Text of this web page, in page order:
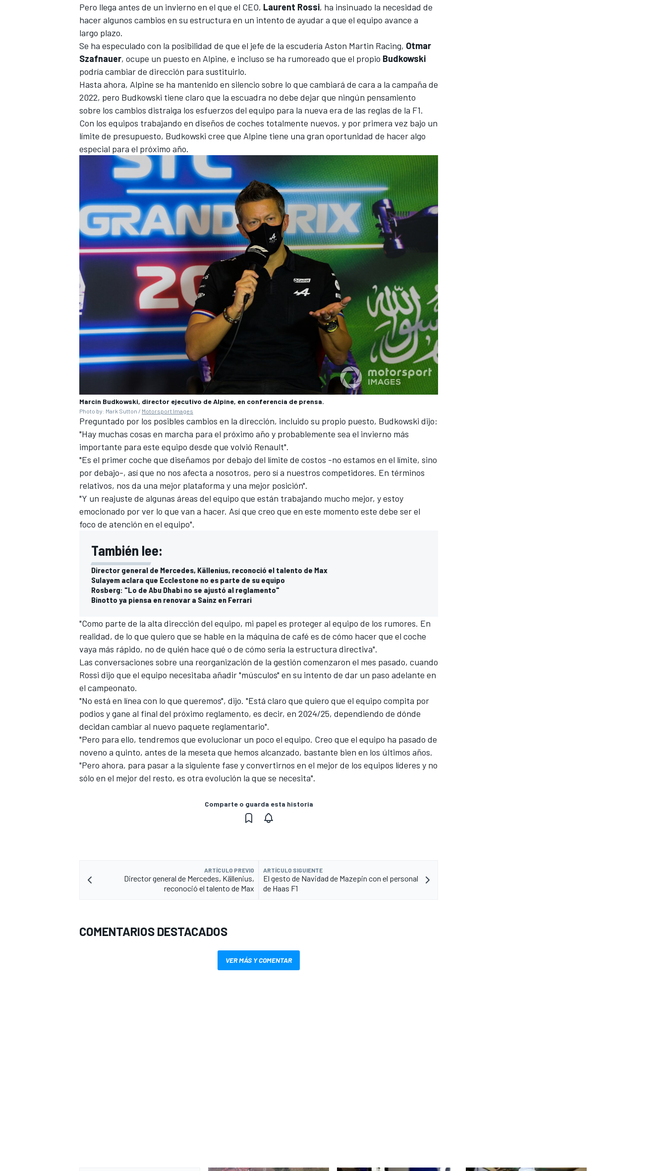
FÓRMULA E
MÁS CATEGORÍAS
Pero llega antes de un invierno en el que el CEO, Laurent Rossi, ha insinuado la necesidad de
hacer algunos cambios en su estructura en un intento de ayudar a que el equipo avance a
largo plazo.
Se ha especulado con la posibilidad de que el jefe de la escudería Aston Martin Racing, Otmar
Szafnauer, ocupe un puesto en Alpine, e incluso se ha rumoreado que el propio Budkowski
podría cambiar de dirección para sustituirlo.
Hasta ahora, Alpine se ha mantenido en silencio sobre lo que cambiará de cara a la campaña de
2022, pero Budkowski tiene claro que la escuadra no debe dejar que ningún pensamiento
sobre los cambios distraiga los esfuerzos del equipo para la nueva era de las reglas de la F1.
Con los equipos trabajando en diseños de coches totalmente nuevos, y por primera vez bajo un
límite de presupuesto, Budkowski cree que Alpine tiene una gran oportunidad de hacer algo
especial para el próximo año.
Marcin Budkowski, director ejecutivo de Alpine, en conferencia de prensa.
Photo by: Mark Sutton / Motorsport Images
Preguntado por los posibles cambios en la dirección, incluido su propio puesto, Budkowski dijo:
"Hay muchas cosas en marcha para el próximo año y probablemente sea el invierno más
importante para este equipo desde que volvió Renault".
"Es el primer coche que diseñamos por debajo del límite de costos -no estamos en el límite, sino
por debajo-, así que no nos afecta a nosotros, pero sí a nuestros competidores. En términos
relativos, nos da una mejor plataforma y una mejor posición".
"Y un reajuste de algunas áreas del equipo que están trabajando mucho mejor, y estoy
emocionado por ver lo que van a hacer. Así que creo que en este momento este debe ser el
foco de atención en el equipo".
También lee:
Director general de Mercedes, Källenius, reconoció el talento de Max
Sulayem aclara que Ecclestone no es parte de su equipo
Rosberg: "Lo de Abu Dhabi no se ajustó al reglamento"
Binotto ya piensa en renovar a Sainz en Ferrari
"Como parte de la alta dirección del equipo, mi papel es proteger al equipo de los rumores. En
realidad, de lo que quiero que se hable en la máquina de café es de cómo hacer que el coche
vaya más rápido, no de quién hace qué o de cómo sería la estructura directiva".
Las conversaciones sobre una reorganización de la gestión comenzaron el mes pasado, cuando
Rossi dijo que el equipo necesitaba añadir "músculos" en su intento de dar un paso adelante en
el campeonato.
"No está en línea con lo que queremos", dijo. "Está claro que quiero que el equipo compita por
podios y gane al final del próximo reglamento, es decir, en 2024/25, dependiendo de dónde
decidan cambiar al nuevo paquete reglamentario".
"Pero para ello, tendremos que evolucionar un poco el equipo. Creo que el equipo ha pasado de
noveno a quinto, antes de la meseta que hemos alcanzado, bastante bien en los últimos años.
"Pero ahora, para pasar a la siguiente fase y convertirnos en el mejor de los equipos líderes y no
sólo en el mejor del resto, es otra evolución la que se necesita".
Comparte o guarda esta historia
ARTÍCULO PREVIO
Director general de Mercedes, Källenius,
reconoció el talento de Max
ARTÍCULO SIGUIENTE
El gesto de Navidad de Mazepin con el personal
de Haas F1
COMENTARIOS DESTACADOS
VER MÁS Y COMENTAR